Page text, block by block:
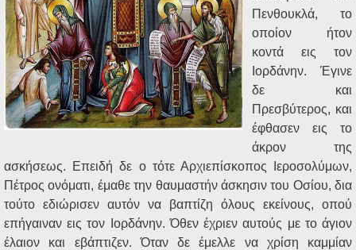
Πενθουκλά, το
οποίον ήτον
κοντά εις τον
Ιορδάνην. Έγινε
δε και
Πρεσβύτερος, και
έφθασεν εις το
άκρον της
ασκήσεως. Επειδή δε ο τότε Αρχιεπίσκοπος Ιεροσολύμων,
Πέτρος ονόματι, έμαθε την θαυμαστήν άσκησιν του Οσίου, δια
τούτο εδιώρισεν αυτόν να βαπτίζη όλους εκείνους, οπού
επήγαιναν εις τον Ιορδάνην. Όθεν έχριεν αυτούς με το άγιον
έλαιον και εβάπτιζεν. Όταν δε έμελλε να χρίση καμμίαν